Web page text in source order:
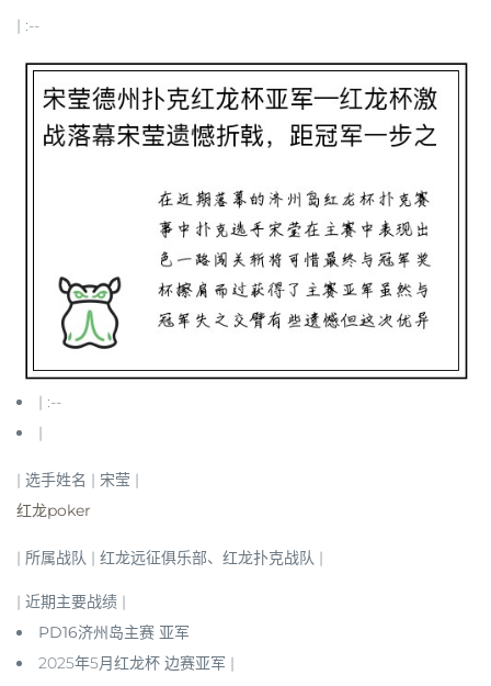
| :--
| :--
|
| 选手姓名 | 宋莹 |
红龙poker
| 所属战队 | 红龙远征俱乐部、红龙扑克战队 |
| 近期主要战绩 |
PD16济州岛主赛 亚军
2025年5月红龙杯 边赛亚军 |